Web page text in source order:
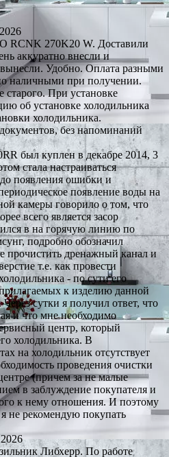
RCNK 270K20 W. Доставили
аккуратно внесли и
Удобно. Оплата разными
наличными при получении.
старого. При установке
об установке холодильника
холодильника.
без напоминаний
был куплен в декабре 2014, 3
стала настраиваться
появления ошибки и
появление воды на
камеры говорило о том, что
всего является засор
в на горячую линию по
подробно обозначил
прочистить дренажный канал и
т.е. как провести
- по сути его
к изделию данной
сутки я получил ответ, что
и что мне необходимо
центр, который
холодильника. В
на холодильник отсутствует
проведения очистки
(причем за не малые
в заблуждение покупателя и
к нему отношения. И поэтому
не рекомендую покупать
Либхерр. По работе